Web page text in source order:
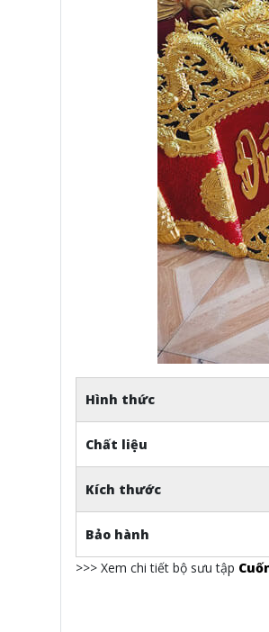
Hình thức
Chất liệu
Kích thước
Bảo hành
>>> Xem chi tiết bộ sưu tập